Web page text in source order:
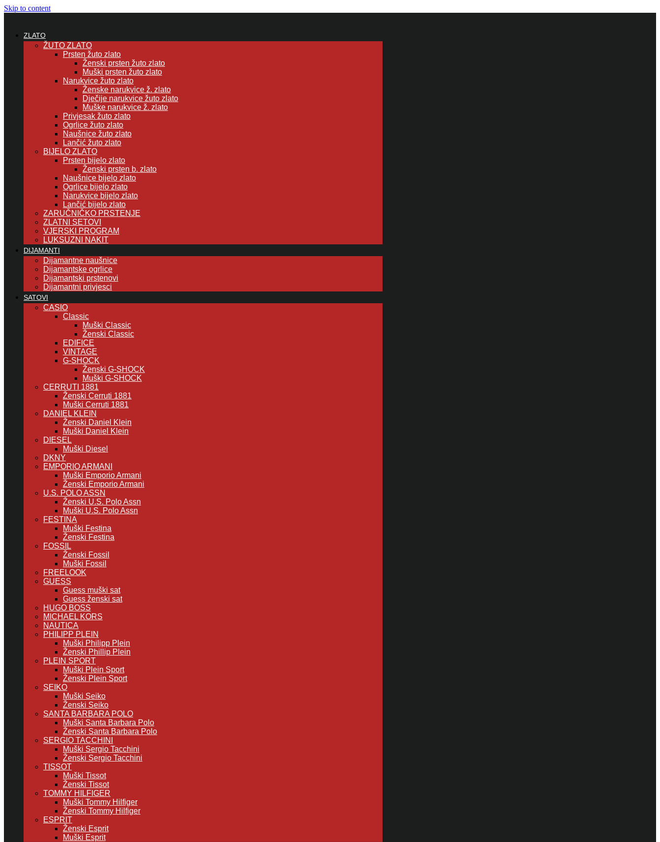
Skip to content
ZLATO
ŽUTO ZLATO
Prsten žuto zlato
Ženski prsten žuto zlato
Muški prsten žuto zlato
Narukvice žuto zlato
Ženske narukvice ž. zlato
Dječije narukvice žuto zlato
Muške narukvice ž. zlato
Privjesak žuto zlato
Ogrlice žuto zlato
Naušnice žuto zlato
Lančić žuto zlato
BIJELO ZLATO
Prsten bijelo zlato
Ženski prsten b. zlato
Naušnice bijelo zlato
Ogrlice bijelo zlato
Narukvice bijelo zlato
Lančić bijelo zlato
ZARUČNIČKO PRSTENJE
ZLATNI SETOVI
VJERSKI PROGRAM
LUKSUZNI NAKIT
DIJAMANTI
Dijamantne naušnice
Dijamantske ogrlice
Dijamantski prstenovi
Dijamantni privjesci
SATOVI
CASIO
Classic
Muški Classic
Ženski Classic
EDIFICE
VINTAGE
G-SHOCK
Ženski G-SHOCK
Muški G-SHOCK
CERRUTI 1881
Ženski Cerruti 1881
Muški Cerruti 1881
DANIEL KLEIN
Ženski Daniel Klein
Muški Daniel Klein
DIESEL
Muški Diesel
DKNY
EMPORIO ARMANI
Muški Emporio Armani
Ženski Emporio Armani
U.S. POLO ASSN
Ženski U.S. Polo Assn
Muški U.S. Polo Assn
FESTINA
Muški Festina
Ženski Festina
FOSSIL
Ženski Fossil
Muški Fossil
FREELOOK
GUESS
Guess muški sat
Guess ženski sat
HUGO BOSS
MICHAEL KORS
NAUTICA
PHILIPP PLEIN
Muški Philipp Plein
Ženski Phillip Plein
PLEIN SPORT
Muški Plein Sport
Ženski Plein Sport
SEIKO
Muški Seiko
Ženski Seiko
SANTA BARBARA POLO
Muški Santa Barbara Polo
Ženski Santa Barbara Polo
SERGIO TACCHINI
Muški Sergio Tacchini
Ženski Sergio Tacchini
TISSOT
Muški Tissot
Ženski Tissot
TOMMY HILFIGER
Muški Tommy Hilfiger
Ženski Tommy Hilfiger
ESPRIT
Ženski Esprit
Muški Esprit